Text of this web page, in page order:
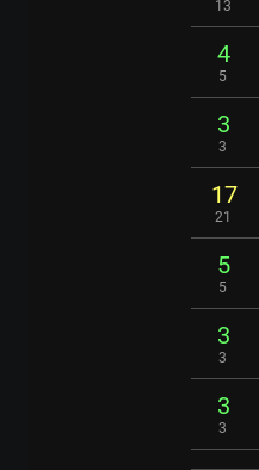
13
4
5
3
3
17
21
5
5
3
3
3
3